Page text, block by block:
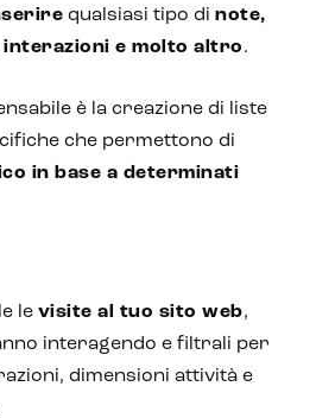
qualsiasi tipo di note,
e molto altro.
è la creazione di liste
che permettono di
in base a determinati
le visite al tuo sito web,
interagendo e filtrali per
dimensioni attività e